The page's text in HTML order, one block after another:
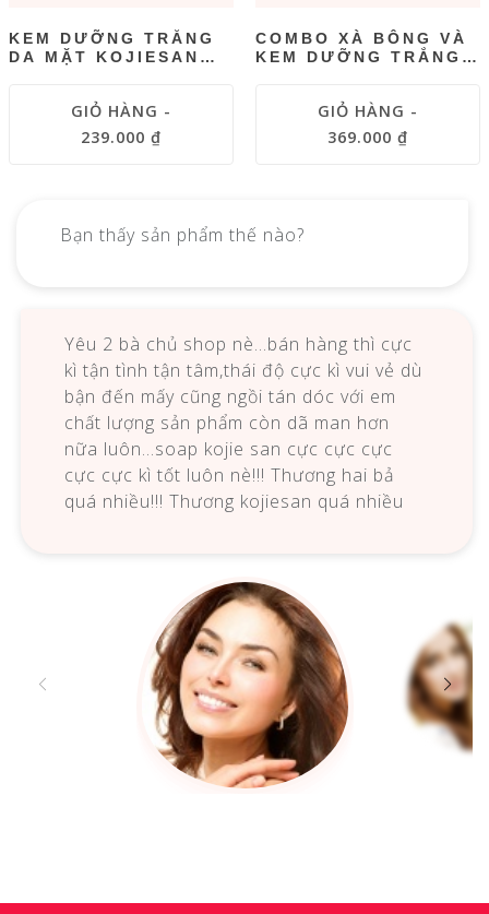
KEM DƯỠNG TRẮNG
DA MẶT KOJIESAN
GIỎ HÀNG -
239.000 ₫
COMBO XÀ BÔNG VÀ
KEM DƯỠNG TRẮNG
GIỎ HÀNG -
369.000 ₫
Bạn thấy sản phẩm thế nào?
Yêu 2 bà chủ shop nè…bán hàng thì cực
kì tận tình tận tâm,thái độ cực kì vui vẻ dù
bận đến mấy cũng ngồi tán dóc với em
chất lượng sản phẩm còn dã man hơn
nữa luôn…soap kojie san cực cực cực
cực cực kì tốt luôn nè!!! Thương hai bả
quá nhiều!!! Thương kojiesan quá nhiều